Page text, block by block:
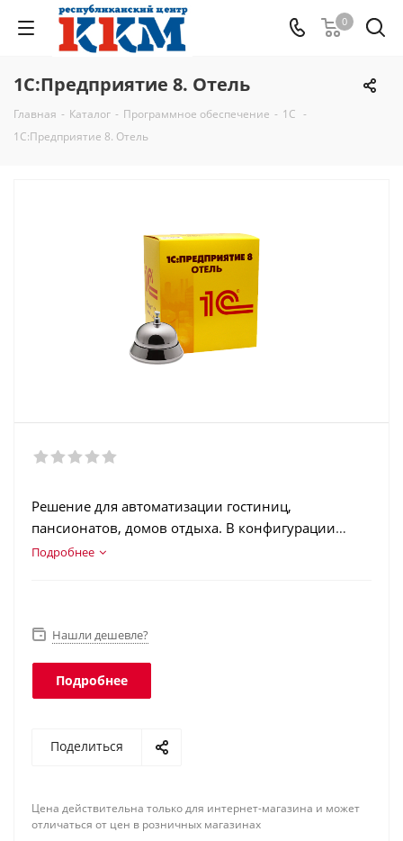
0
1С:Предприятие 8. Отель
Главная - Каталог - Программное обеспечение - 1C -
1С:Предприятие 8. Отель
Решение для автоматизации гостиниц,
пансионатов, домов отдыха. В конфигурации
реализованы рабочие места портье
конференц-залов, сотрудника планово-
Подробнее
Нашли дешевле?
Подробнее
Поделиться
Цена действительна только для интернет-магазина и может
отличаться от цен в розничных магазинах